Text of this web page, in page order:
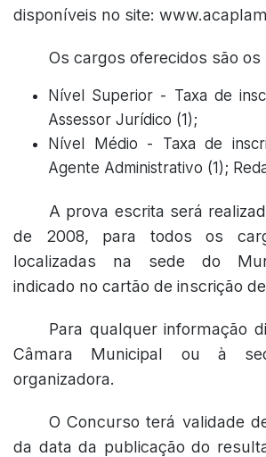
disponíveis no site:
Os cargos oferecidos são os
Nível Superior - Taxa de
Assessor Jurídico (1);
Nível Médio - Taxa de
Agente Administrativo (1);
A prova escrita será
de 2008, para todos os
localizadas na sede do
indicado no cartão de inscrição
Para qualquer informação
Câmara Municipal ou à
organizadora.
O Concurso terá validade
da data da publicação do